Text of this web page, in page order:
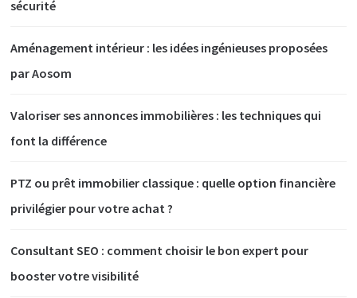
sécurité
Aménagement intérieur : les idées ingénieuses proposées
par Aosom
Valoriser ses annonces immobilières : les techniques qui
font la différence
PTZ ou prêt immobilier classique : quelle option financière
privilégier pour votre achat ?
Consultant SEO : comment choisir le bon expert pour
booster votre visibilité